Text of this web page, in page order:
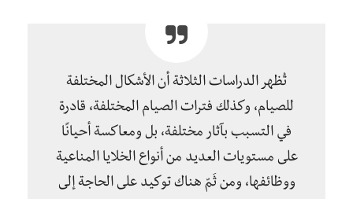
تُظهر الدراسات الثلاثة أن الأشكال المختلفة
للصيام، وكذلك فترات الصيام المختلفة، قادرة
في التسبب بآثار مختلفة، بل ومعاكسة أحيانًا
على مستويات العديد من أنواع الخلايا المناعية
ووظائفها، ومن ثَمّ هناك توكيد على الحاجة إلى